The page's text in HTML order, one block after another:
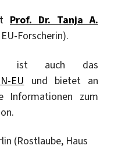
Prof. Dr. Tanja A.
Forscherin).
ist auch das
EU und bietet an
Informationen zum
(Rostlaube, Haus